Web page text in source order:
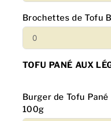
Brochettes de Tofu
TOFU PANÉ AUX
Burger de Tofu
100g